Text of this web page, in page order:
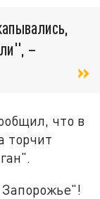
–
что в
торчит